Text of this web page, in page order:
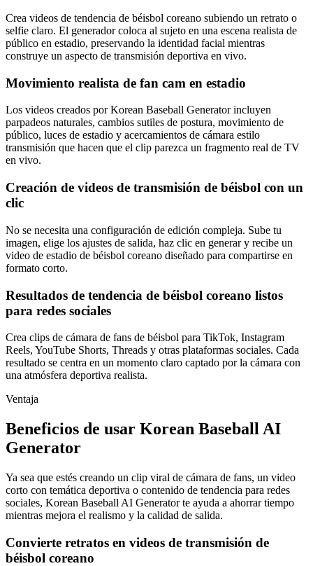
Crea videos de tendencia de béisbol coreano subiendo un retrato o
selfie claro. El generador coloca al sujeto en una escena realista de
público en estadio, preservando la identidad facial mientras
construye un aspecto de transmisión deportiva en vivo.
Movimiento realista de fan cam en estadio
Los videos creados por Korean Baseball Generator incluyen
parpadeos naturales, cambios sutiles de postura, movimiento de
público, luces de estadio y acercamientos de cámara estilo
transmisión que hacen que el clip parezca un fragmento real de TV
en vivo.
Creación de videos de transmisión de béisbol con un
clic
No se necesita una configuración de edición compleja. Sube tu
imagen, elige los ajustes de salida, haz clic en generar y recibe un
video de estadio de béisbol coreano diseñado para compartirse en
formato corto.
Resultados de tendencia de béisbol coreano listos
para redes sociales
Crea clips de cámara de fans de béisbol para TikTok, Instagram
Reels, YouTube Shorts, Threads y otras plataformas sociales. Cada
resultado se centra en un momento claro captado por la cámara con
una atmósfera deportiva realista.
Ventaja
Beneficios de usar Korean Baseball AI
Generator
Ya sea que estés creando un clip viral de cámara de fans, un video
corto con temática deportiva o contenido de tendencia para redes
sociales, Korean Baseball AI Generator te ayuda a ahorrar tiempo
mientras mejora el realismo y la calidad de salida.
Convierte retratos en videos de transmisión de
béisbol coreano